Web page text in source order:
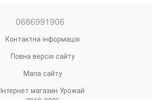
0686991906
Контактна інформація
Повна версія сайту
Мапа сайту
Інтернет магазин Урожай